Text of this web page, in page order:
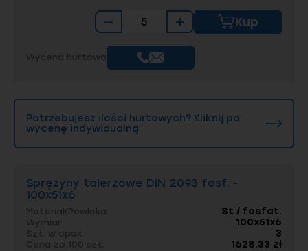
− + Kup
Potrzebujesz ilości hurtowych? Kliknij po
wycenę indywidualną
Sprężyny talerzowe DIN 2093 fosf. -
100x51x6
St / fosfat.
100x51x6
3
1628.33 zł